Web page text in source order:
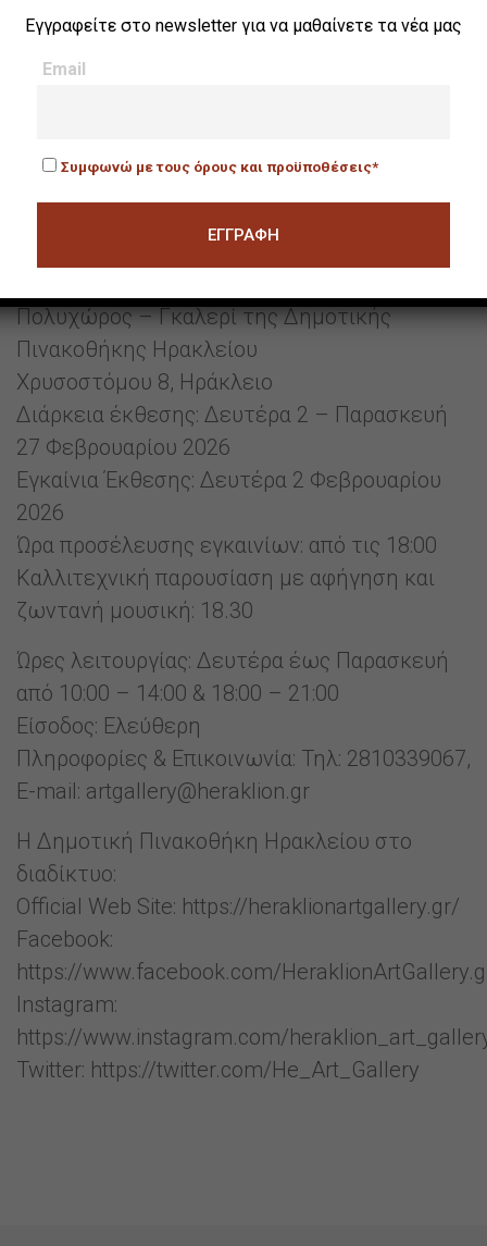
Κατά την ημέρα των εγκαινίων θα διατεθεί
δωρεάν.
«Από το Βορρά στο Νότο – Στα Χνάρια της
HOME
Πολυχώρος – Γκαλερί της Δημοτικής
Πινακοθήκης Ηρακλείου
Χρυσοστόμου 8, Ηράκλειο
Διάρκεια έκθεσης: Δευτέρα 2 – Παρασκευή
27 Φεβρουαρίου 2026
Εγκαίνια Έκθεσης: Δευτέρα 2 Φεβρουαρίου
2026
Ώρα προσέλευσης εγκαινίων: από τις 18:00
Καλλιτεχνική παρουσίαση με αφήγηση και
ζωντανή μουσική: 18.30
Ώρες λειτουργίας: Δευτέρα έως Παρασκευή
από 10:00 – 14:00 & 18:00 – 21:00
Είσοδος: Ελεύθερη
Πληροφορίες & Επικοινωνία: Τηλ: 2810339067,
E-mail: artgallery@heraklion.gr
Η Δημοτική Πινακοθήκη Ηρακλείου στο
διαδίκτυο:
Official Web Site: https://heraklionartgallery.gr/
Facebook:
https://www.facebook.com/
Instagram:
https://www.instagram.com/
Twitter: https://twitter.com/He_Art_Gallery
Εγγραφείτε στο newsletter για να μαθαίνετε τα νέα μας
Email
Συμφωνώ με τους όρους και προϋποθέσεις*